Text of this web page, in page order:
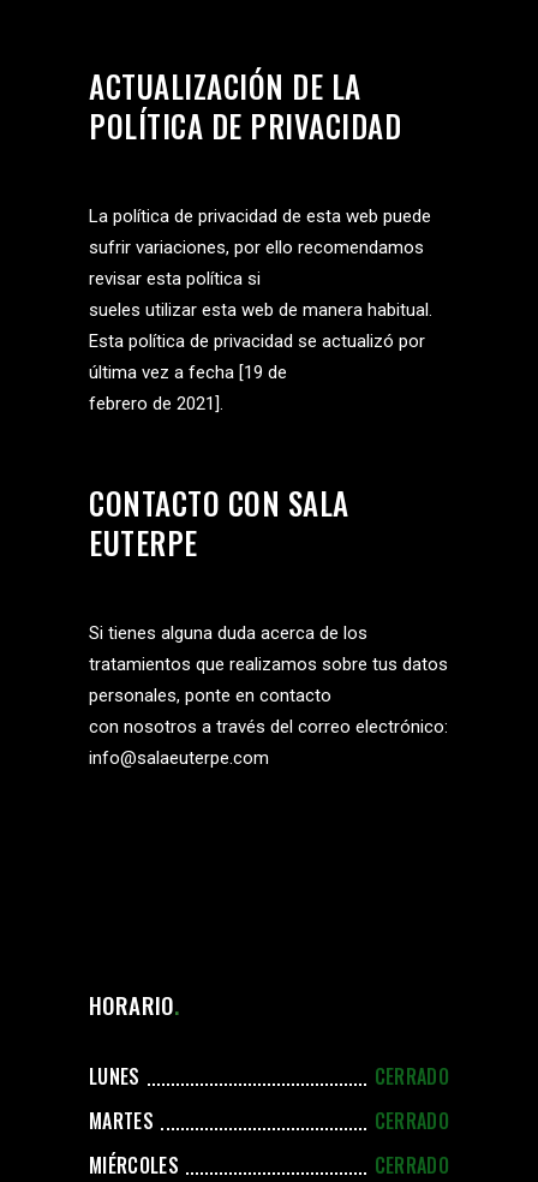
ACTUALIZACIÓN DE LA
POLÍTICA DE PRIVACIDAD
La política de privacidad de esta web puede
sufrir variaciones, por ello recomendamos
revisar esta política si
sueles utilizar esta web de manera habitual.
Esta política de privacidad se actualizó por
última vez a fecha [19 de
febrero de 2021].
CONTACTO CON SALA
EUTERPE
Si tienes alguna duda acerca de los
tratamientos que realizamos sobre tus datos
personales, ponte en contacto
con nosotros a través del correo electrónico:
info@salaeuterpe.com
HORARIO
LUNES
CERRADO
MARTES
CERRADO
MIÉRCOLES
CERRADO